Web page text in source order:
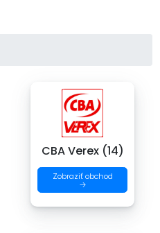
CBA Verex (14)
Zobraziť obchod
→